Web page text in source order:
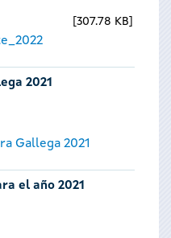
307.78 KB
2021
Gallega 2021
el año 2021